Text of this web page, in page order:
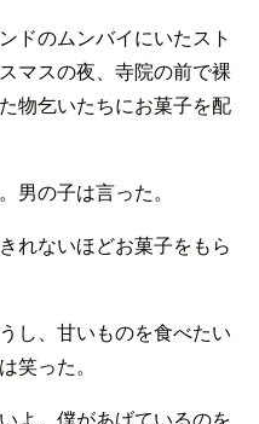
ドのムンバイにいたスト
マスの夜、寺院の前で裸
物乞いたちにお菓子を配
男の子は言った。
れないほどお菓子をもら
し、甘いものを食べたい
笑った。